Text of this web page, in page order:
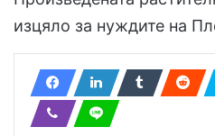
изцяло за нуждите на